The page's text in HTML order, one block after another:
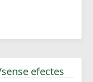
efectes